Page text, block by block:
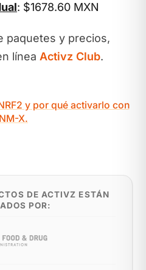
: $1678.60 MXN
paquetes y precios,
línea Activz Club.
y por qué activarlo con
X.
DE ACTIVZ ESTÁN
POR: